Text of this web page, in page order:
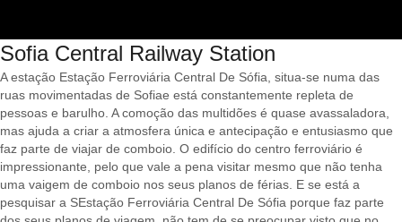
Sofia Central Railway Station
A estação Estação Ferroviária Central De Sófia, situa-se numa das
ruas movimentadas de Sofiae está constantemente repleta de
pessoas e barulho. A comoção das multidões é quase avassaladora,
mas ajuda a criar a atmosfera única e antecipação e entusiasmo que
faz parte de viajar de comboio. O edifício do centro ferroviário é
impressionante, pelo que vale a pena visitar mesmo que não tenha
uma vaigem de comboio nos seus planos de férias. E se está a
pesquisar a SEstação Ferroviária Central De Sófia porque faz parte